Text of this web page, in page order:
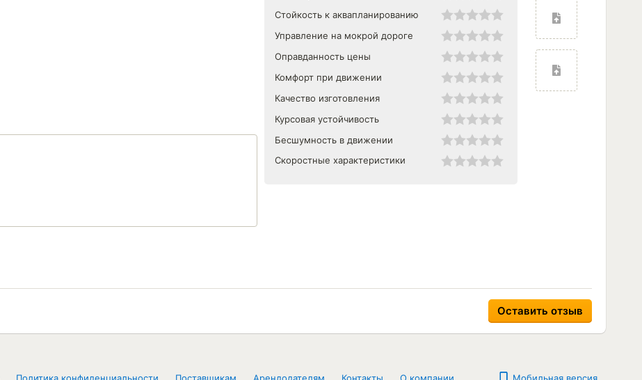
Стойкость к аквапланированию
Управление на мокрой дороге
Оправданность цены
Комфорт при движении
Качество изготовления
Курсовая устойчивость
Бесшумность в движении
Скоростные характеристики